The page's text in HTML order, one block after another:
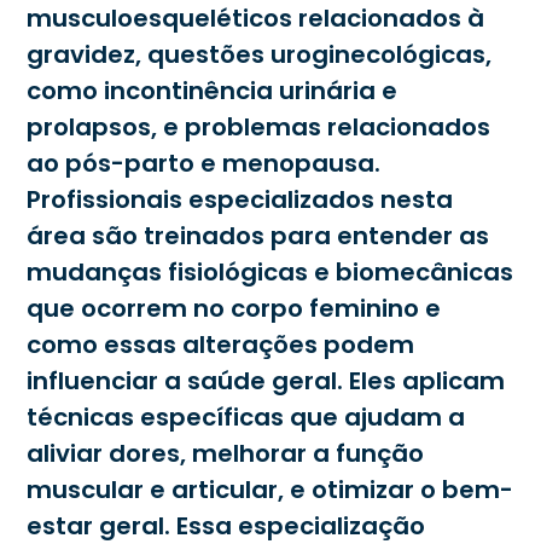
musculoesqueléticos relacionados à
gravidez, questões uroginecológicas,
como incontinência urinária e
prolapsos, e problemas relacionados
ao pós-parto e menopausa.
Profissionais especializados nesta
área são treinados para entender as
mudanças fisiológicas e biomecânicas
que ocorrem no corpo feminino e
como essas alterações podem
influenciar a saúde geral. Eles aplicam
técnicas específicas que ajudam a
aliviar dores, melhorar a função
muscular e articular, e otimizar o bem-
estar geral. Essa especialização